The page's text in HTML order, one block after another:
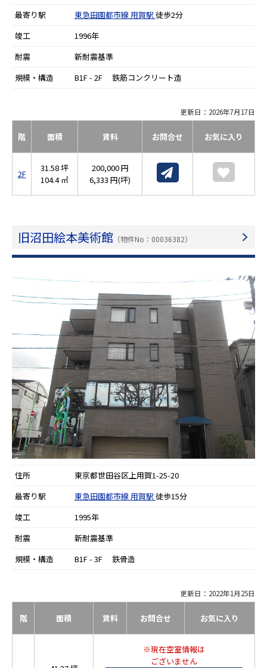
最寄り駅
東急田園都市線 用賀駅 徒歩2分
竣工
1996年
耐震
新耐震基準
規模・構造
B1F - 2F 鉄筋コンクリート造
更新日：2026年7月17日
階 面積 賃料 お問合せ お気に入り
2F
31.58 坪
104.4 ㎡
200,000 円
6,333 円(坪)
旧沼田絵本美術館 （物件No：00036382）
住所
東京都世田谷区上用賀1-25-20
最寄り駅
東急田園都市線 用賀駅 徒歩15分
竣工
1995年
耐震
新耐震基準
規模・構造
B1F - 3F 鉄骨造
更新日：2022年1月25日
階 面積 賃料 お問合せ お気に入り
※現在空室情報は
ございません